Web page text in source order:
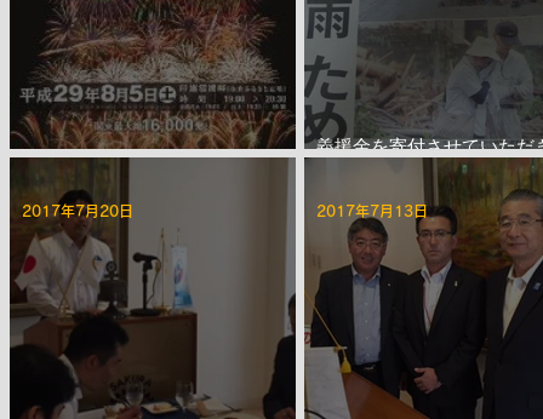
第2193回 8月夜間･納涼例会
義援金を寄付させていただ
2017年7月20日 2017年7月13日